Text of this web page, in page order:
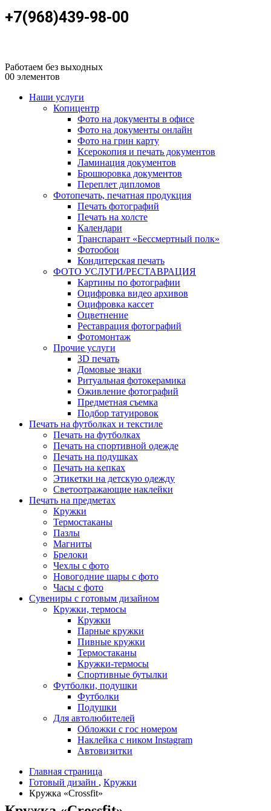
+7(968)439-98-00
Работаем без выходных
00 элементов
Наши услуги
Копицентр
Фото на документы в офисе
Фото на документы онлайн
Фото на грин карту
Ксерокопия и печать документов
Ламинация документов
Брошюровка документов
Переплет дипломов
Фотопечать, печатная продукция
Печать фотографий
Печать на холсте
Календари
Транспарант «Бессмертный полк»
Фотообои
Кондитерская печать
ФОТО УСЛУГИ/РЕСТАВРАЦИЯ
Картины по фотографии
Оцифровка видео архивов
Оцифровка кассет
Оцветнение
Реставрация фотографий
Фотомонтаж
Прочие услуги
3D печать
Домовые знаки
Ритуальная фотокерамика
Оживление фотографий
Предметная съемка
Подбор татуировок
Печать на футболках и текстиле
Печать на футболках
Печать на спортивной одежде
Печать на подушках
Печать на кепках
Этикетки на детскую одежду
Светоотражающие наклейки
Печать на предметах
Кружки
Термостаканы
Пазлы
Магниты
Брелоки
Чехлы с фото
Новогодние шары с фото
Часы с фото
Сувениры с готовым дизайном
Кружки, термосы
Кружки
Парные кружки
Пивные кружки
Термостаканы
Кружки-термосы
Спортивные бутылки
Футболки, подушки
Футболки
Подушки
Для автолюбителей
Обложки с гос номером
Наклейка с ником Instagram
Автовизитки
Главная страница
Готовый дизайн , Кружки
Кружка «Crossfit»